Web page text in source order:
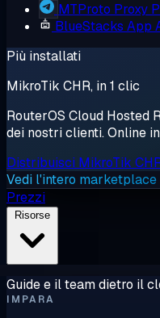
MTProto Proxy
BlueStacks App
Più installati
MikroTik CHR, in 1 clic
RouterOS Cloud Hosted
dei nostri clienti. Online
Distribuisci MikroTik
Vedi l'intero
Prezzi
Guide e il team dietro il
IMPARA